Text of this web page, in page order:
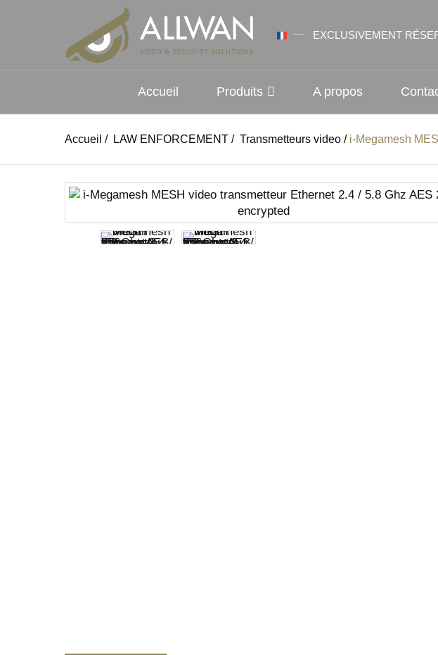
EXCLUSIVEMENT
Accueil Produits A propos
Accueil / LAW ENFORCEMENT / Transmetteurs video / i-Megamesh